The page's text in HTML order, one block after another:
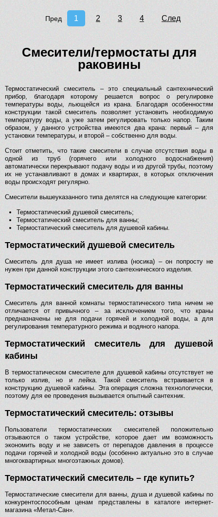
Пред 1 2 3 4 След
Смесители/термостаты для
раковины
Термостатический смеситель – это специальный сантехнический
прибор, благодаря которому решается вопрос о регулировке
температуры воды, льющейся из крана. Благодаря особенностям
конструкции такой смеситель позволяет установить необходимую
температуру воды, а уже затем регулировать только напор. Таким
образом, у данного устройства имеются два крана: первый – для
установки температуры, и второй – собственно для воды.
Стоит отметить, что такие смесители в случае отсутствия воды в
одной из труб (горячего или холодного водоснабжения)
автоматически перекрывают подачу воды и из другой трубы, поэтому
их не устанавливают в домах и квартирах, в которых отключения
воды происходят регулярно.
Смесители вышеуказанного типа делятся на следующие категории:
Термостатический душевой смеситель;
Термостатический смеситель для ванны;
Термостатический смеситель для душевой кабины.
Термостатический душевой смеситель
Смеситель для душа не имеет излива (носика) – он попросту не
нужен при данной конструкции этого сантехнического изделия.
Термостатический смеситель для ванны
Смеситель для ванной комнаты термостатического типа ничем не
отличается от привычного – за исключением того, что краны
предназначены не для подачи горячей и холодной воды, а для
регулирования температурного режима и водяного напора.
Термостатический смеситель для душевой
кабины
В термостатическом смесителе для душевой кабины отсутствует не
только излив, но и лейка. Такой смеситель встраивается в
конструкцию душевой кабины. Эта операция сложна технологически,
поэтому для ее проведения вызывается опытный сантехник.
Термостатический смеситель: отзывы
Пользователи термостатических смесителей положительно
отзываются о таком устройстве, которое дает им возможность
экономить воду и не зависеть от перепадов давления в процессе
подачи горячей и холодной воды (особенно актуально это в случае
многоквартирных многоэтажных домов).
Термостатический смеситель – где купить?
Термостатические смесители для ванны, душа и душевой кабины по
конкурентоспособным ценам представлены в каталоге интернет-
магазина «Метал-Сан».